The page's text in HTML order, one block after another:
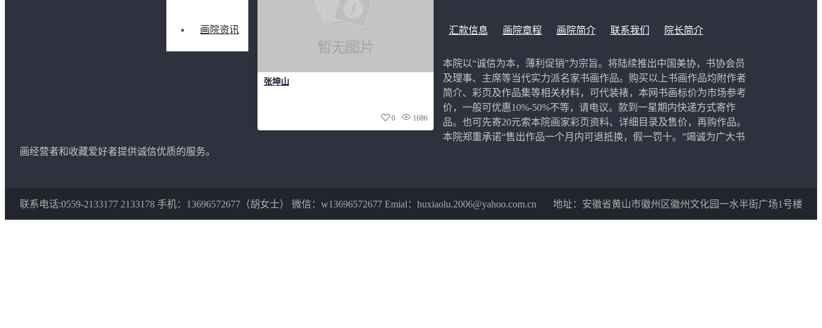
画院资讯
张坤山
1686
0
汇款信息 画院章程 画院简介 联系我们 院长简介
本院以“诚信为本，薄利促销”为宗旨。将陆续推出中国美协，书协会员
及理事、主席等当代实力派名家书画作品。购买以上书画作品均附作者
简介、彩页及作品集等相关材料，可代装裱，本网书画标价为市场参考
价，一般可优惠10%-50%不等，请电议。款到一星期内快递方式寄作
品。也可先寄20元索本院画家彩页资料、详细目录及售价，再购作品。
本院郑重承诺“售出作品一个月内可退抵换，假一罚十。”竭诚为广大书
画经营者和收藏爱好者提供诚信优质的服务。
联系电话:0559-2133177 2133178 手机：13696572677（胡女士） 微信：w13696572677 Emial：huxiaolu.2006@yahoo.com.cn 地址：安徽省黄山市徽州区徽州文化园一水半街广场1号楼